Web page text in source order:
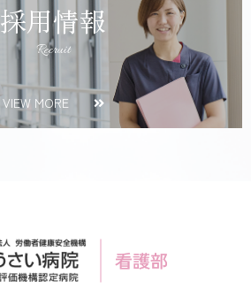
採用情報
Recruit
VIEW MORE